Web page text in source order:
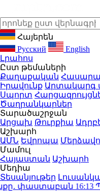
Հայերեն
Русский
English
Լրահոս
Ըստ թեմաների
Քաղաքական
Իրավունք Արտակարգ
Սպորտ
Ծաղրանկարներ
Տարածաշրջան
Արցախ Թուրքիա
Աշխարհ
ԱՄՆ Եվրոպա
Մամուլ
Հայաստան Աշխարհ
Մեդիա
Տեսանյութեր
փաստաբան16:13